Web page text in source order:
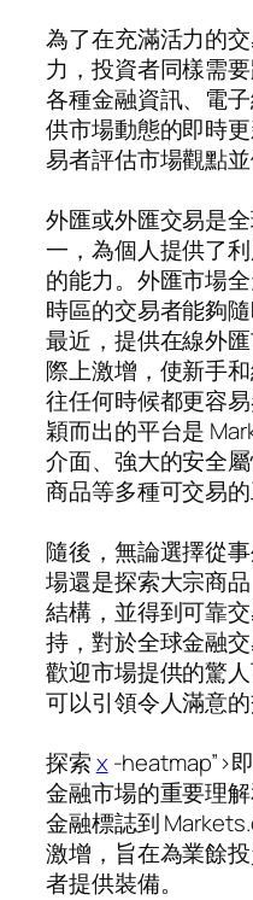
為了在充滿活力的
力，投資者同樣需
各種金融資訊、電
供市場動態的即時
易者評估市場觀點
外匯或外匯交易是
一，為個人提供了
的能力。外匯市場
時區的交易者能夠
最近，提供在線外
際上激增，使新手
往任何時候都更容
穎而出的平台是
介面、強大的安全
商品等多種可交易的
隨後，無論選擇從
場還是探索大宗商
結構，並得到可靠
持，對於全球金融
歡迎市場提供的驚
可以引領令人滿意的
探索x-heatmap”>
金融市場的重要理
金融標誌到
激增，旨在為業餘
者提供裝備。